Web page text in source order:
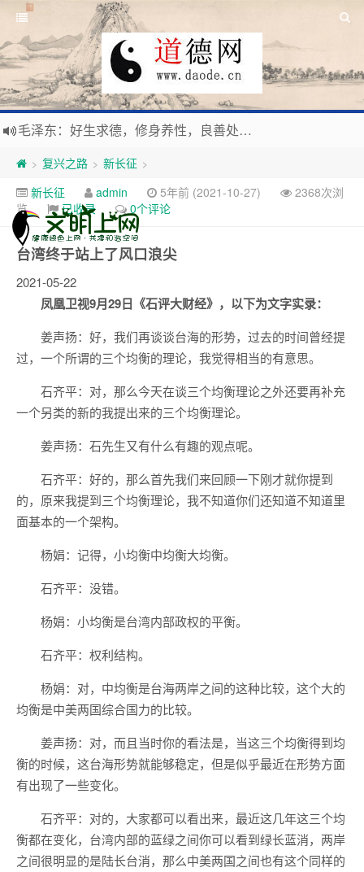
毛泽东：好生求德，修身养性，良善处世，信仰天人合一之大道。
寰宇繁星如瀚彩，人生亘古一凡尘。禅境天籁聆妙曲，匠心斫琴弦自鸣。
> 复兴之路 > 新长征 >
新长征 admin 5年前 (2021-10-27)
2368次浏
览
已收录 0个评论
台湾终于站上了风口浪尖
2021-05-22
凤凰卫视9月29日《石评大财经》，以下为文字实录：
姜声扬：好，我们再谈谈台海的形势，过去的时间曾经提
过，一个所谓的三个均衡的理论，我觉得相当的有意思。
石齐平：对，那么今天在谈三个均衡理论之外还要再补充
一个另类的新的我提出来的三个均衡理论。
姜声扬：石先生又有什么有趣的观点呢。
石齐平：好的，那么首先我们来回顾一下刚才就你提到
的，原来我提到三个均衡理论，我不知道你们还知道不知道里
面基本的一个架构。
杨娟：记得，小均衡中均衡大均衡。
石齐平：没错。
杨娟：小均衡是台湾内部政权的平衡。
石齐平：权利结构。
杨娟：对，中均衡是台海两岸之间的这种比较，这个大的
均衡是中美两国综合国力的比较。
姜声扬：对，而且当时你的看法是，当这三个均衡得到均
衡的时候，这台海形势就能够稳定，但是似乎最近在形势方面
有出现了一些变化。
石齐平：对的，大家都可以看出来，最近这几年这三个均
衡都在变化，台湾内部的蓝绿之间你可以看到绿长蓝消，两岸
之间很明显的是陆长台消，那么中美两国之间也有这个同样的